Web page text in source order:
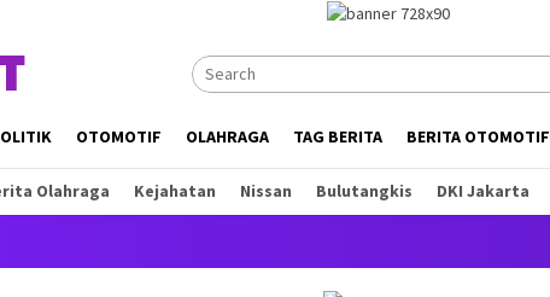
OTOMOTIF OLAHRAGA TAG BERITA BERITA OTOMOTIF
Olahraga Kejahatan Nissan Bulutangkis DKI Jakarta